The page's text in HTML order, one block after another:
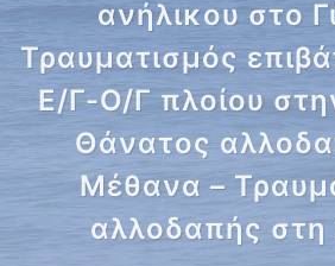
ανήλικου στο
Τραυματισμός
Ε/Γ-Ο/Γ πλοίου
Θάνατος
Μέθανα –
αλλοδαπής στη